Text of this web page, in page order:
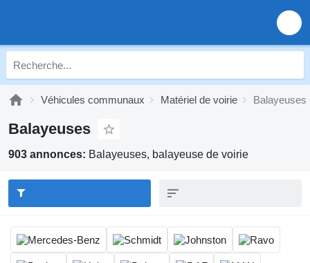
Véhicules communaux Matériel de voirie Balayeuses
Balayeuses
903 annonces: Balayeuses, balayeuse de voirie